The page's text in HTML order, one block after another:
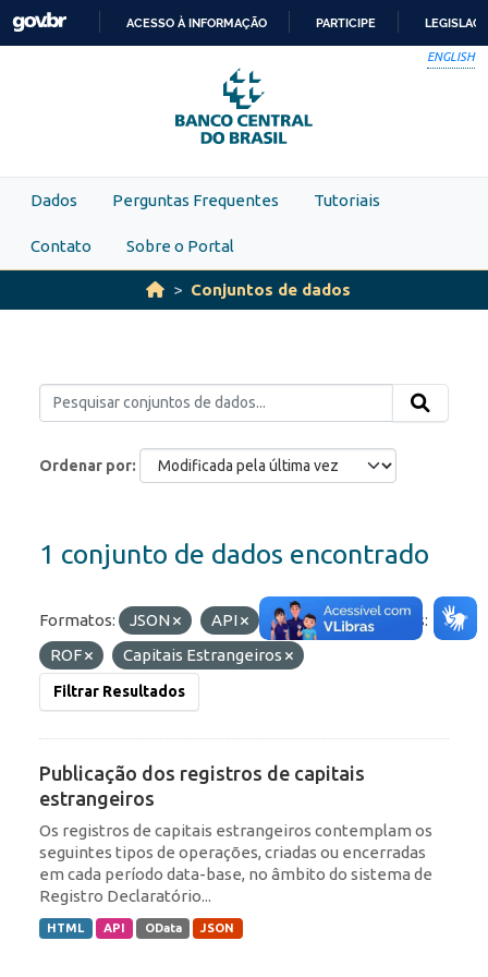
Skip to main content
PARA
O
CONTEÚDO
ACESSO À INFORMAÇÃO PARTICIPE
ENGLISH
Dados Perguntas Frequentes Tutoriais
Contato Sobre o Portal
Conjuntos de dados
Ordenar por
1 conjunto de dados encontrado
Formatos: JSON API HTML
Etiquetas:
ROF
Capitais Estrangeiros
Filtrar Resultados
Publicação dos registros de capitais
estrangeiros
Os registros de capitais estrangeiros contemplam os
seguintes tipos de operações, criadas ou encerradas
em cada período data-base, no âmbito do sistema de
Registro Declaratório...
HTML API OData JSON